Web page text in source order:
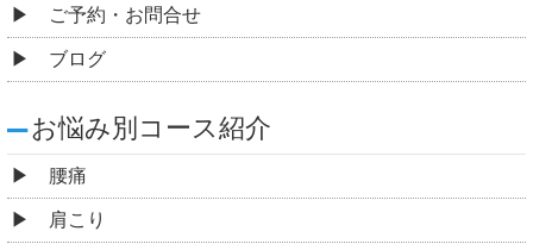
ご予約・お問合せ
ブログ
お悩み別コース紹介
腰痛
肩こり